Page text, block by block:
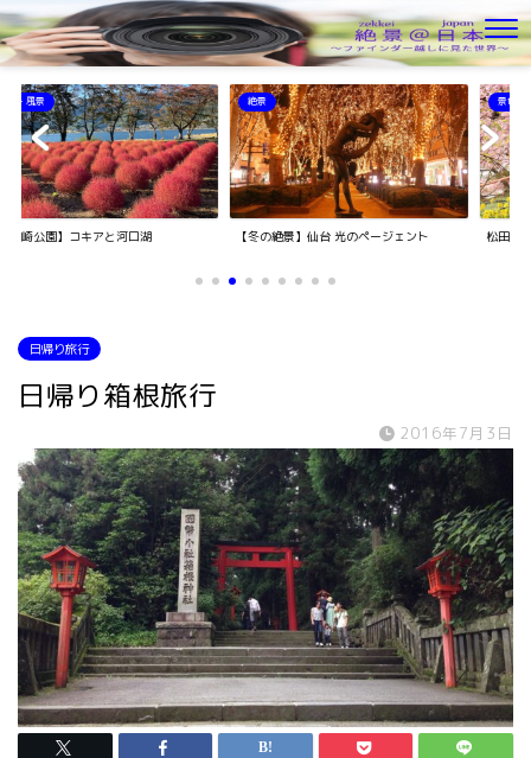
アと河口湖
絶景
【冬の絶景】仙台 光のページェント
景色・風景
松田町の河津桜と菜の
日帰り旅行
日帰り箱根旅行
2016年7月3日